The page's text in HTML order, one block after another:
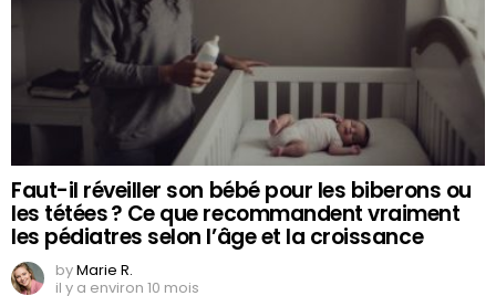
Faut-il réveiller son bébé pour les biberons ou
les tétées ? Ce que recommandent vraiment
les pédiatres selon l’âge et la croissance
byMarie R.
il y a environ 10 mois